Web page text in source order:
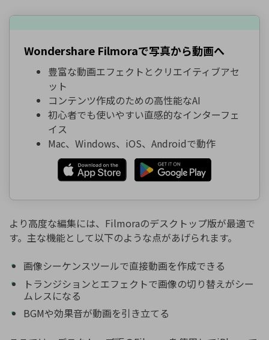
Wondershare Filmoraで写真から動画へ
豊富な動画エフェクトとクリエイティブアセ
ット
コンテンツ作成のための高性能なAI
初心者でも使いやすい直感的なインターフェ
イス
Mac、Windows、iOS、Androidで動作
より高度な編集には、Filmoraのデスクトップ版が最適で
す。主な機能として以下のような点があげられます。
画像シーケンスツールで直接動画を作成できる
トランジションとエフェクトで画像の切り替えがシー
ムレスになる
BGMや効果音が動画を引き立てる